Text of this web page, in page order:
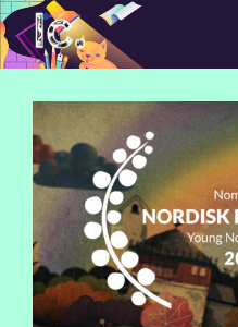
Illustratörcentrum